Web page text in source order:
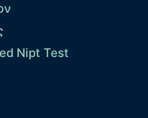
Nipt Test